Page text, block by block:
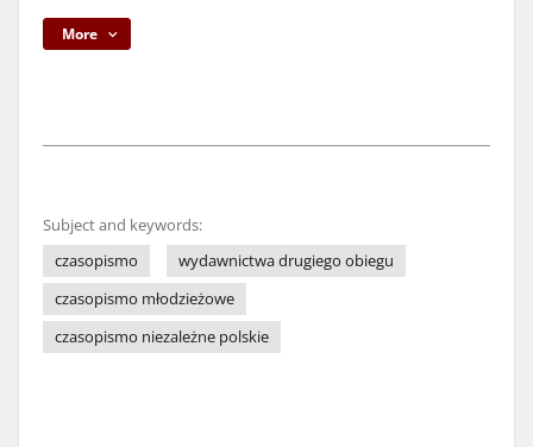
More
Subject and keywords:
czasopismo
wydawnictwa drugiego obiegu
czasopismo młodzieżowe
czasopismo niezależne polskie